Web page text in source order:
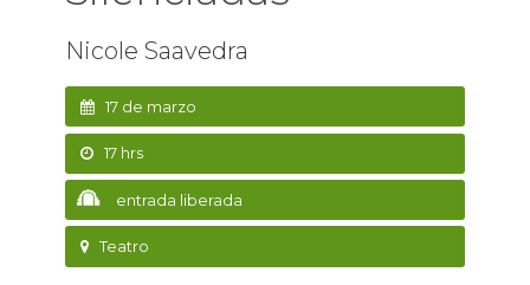
Nicole Saavedra
17 de marzo
17 hrs
entrada liberada
Teatro